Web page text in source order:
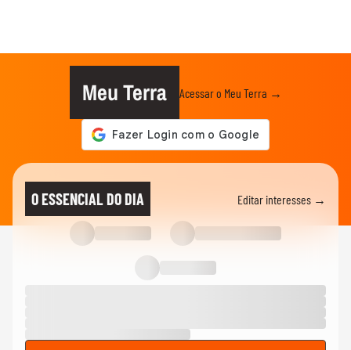
Meu Terra Acessar o Meu Terra →
O ESSENCIAL DO DIA Editar interesses →